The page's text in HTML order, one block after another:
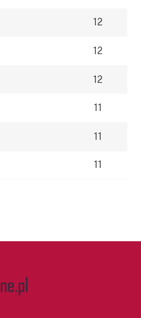
12
12
12
11
11
11